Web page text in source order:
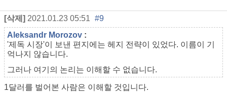
[삭제] 2021.01.23 05:51 #9
Aleksandr Morozov :
'제독 시장'이 보낸 편지에는 헤지 전략이 있었다. 이름이 기
억나지 않습니다.
그러나 여기의 논리는 이해할 수 없습니다.
1달러를 벌어본 사람은 이해할 것입니다.